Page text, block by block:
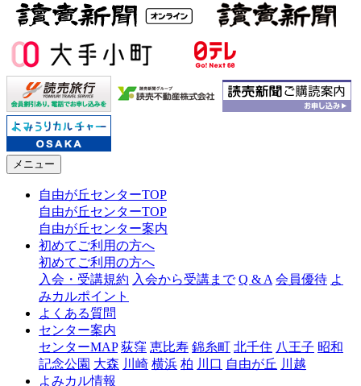
メニュー
自由が丘センターTOP
自由が丘センターTOP
自由が丘センター案内
初めてご利用の方へ
初めてご利用の方へ
入会・受講規約 入会から受講まで Q & A 会員優待 よ
みカルポイント
よくある質問
センター案内
センターMAP 荻窪 恵比寿 錦糸町 北千住 八王子 昭和
記念公園 大森 川崎 横浜 柏 川口 自由が丘 川越
よみカル情報